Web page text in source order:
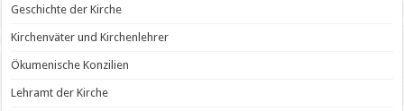
Geschichte der Kirche
Kirchenväter und Kirchenlehrer
Ökumenische Konzilien
Lehramt der Kirche